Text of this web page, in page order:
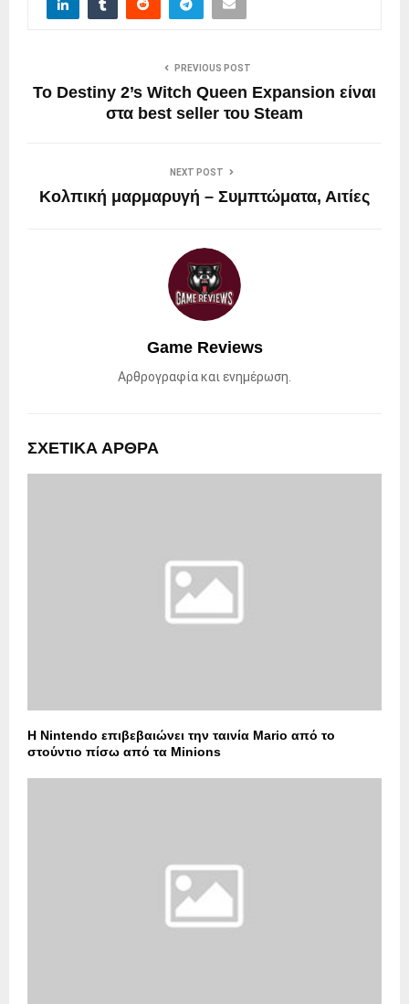
PREVIOUS POST
Το Destiny 2’s Witch Queen Expansion είναι
στα best seller του Steam
NEXT POST
Κολπική μαρμαρυγή – Συμπτώματα, Αιτίες
Game Reviews
Αρθρογραφία και ενημέρωση.
ΣΧΕΤΙΚΑ ΑΡΘΡΑ
Η Nintendo επιβεβαιώνει την ταινία Mario από το
στούντιο πίσω από τα Minions